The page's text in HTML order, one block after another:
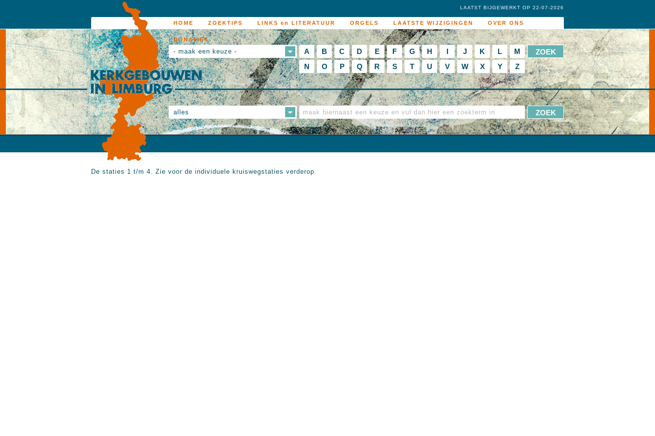
HOME ZOEKTIPS LINKS en LITERATUUR ORGELS LAATSTE WIJZIGINGEN OVER ONS
DONATIES
LAATST BIJGEWERKT OP 22-07-2026
- maak een keuze - A B C D E F G H I J K L
M
N
O P Q R S T U V W X Y Z
alles
De staties 1 t/m 4. Zie voor de individuele kruiswegstaties verderop.